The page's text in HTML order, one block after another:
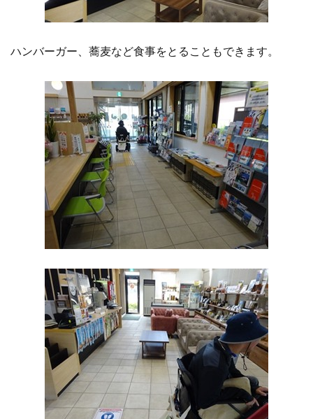
ハンバーガー、蕎麦など食事をとることもできます。